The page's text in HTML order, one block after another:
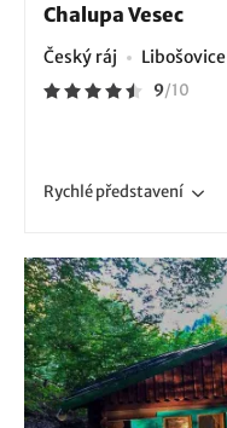
Chalupa Vesec
Český ráj Libošovice
9/10
Rychlépředstavení